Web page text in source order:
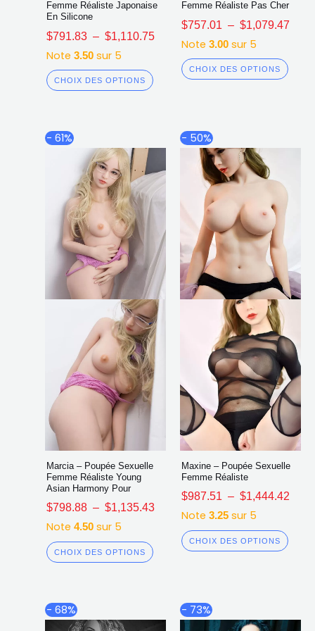
Femme Réaliste Japonaise
En Silicone
$791.83 – $1,110.75
Note 3.50sur 5
CHOIX DES OPTIONS
Femme Réaliste Pas Cher
$757.01 – $1,079.47
Note 3.00sur 5
CHOIX DES OPTIONS
- 61%
Marcia – Poupée Sexuelle
Femme Réaliste Young
Asian Harmony Pour
$798.88 – $1,135.43
Plage
de
$798.88
Note 4.50sur 5
CHOIX DES OPTIONS
a
plusieurs
variations.
Les
options
peuvent
être
choisies
sur
la
page
du
produit
- 50%
Maxine – Poupée Sexuelle
Femme Réaliste
$987.51 – $1,444.42
Note 3.25sur 5
CHOIX DES OPTIONS
être
la
page
du
- 68%
Plage
de
- 73%
de